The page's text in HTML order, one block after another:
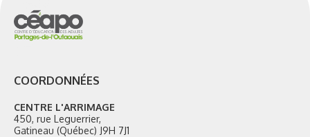
COORDONNÉES
CENTRE L'ARRIMAGE
450, rue Leguerrier,
Gatineau (Québec) J9H 7J1